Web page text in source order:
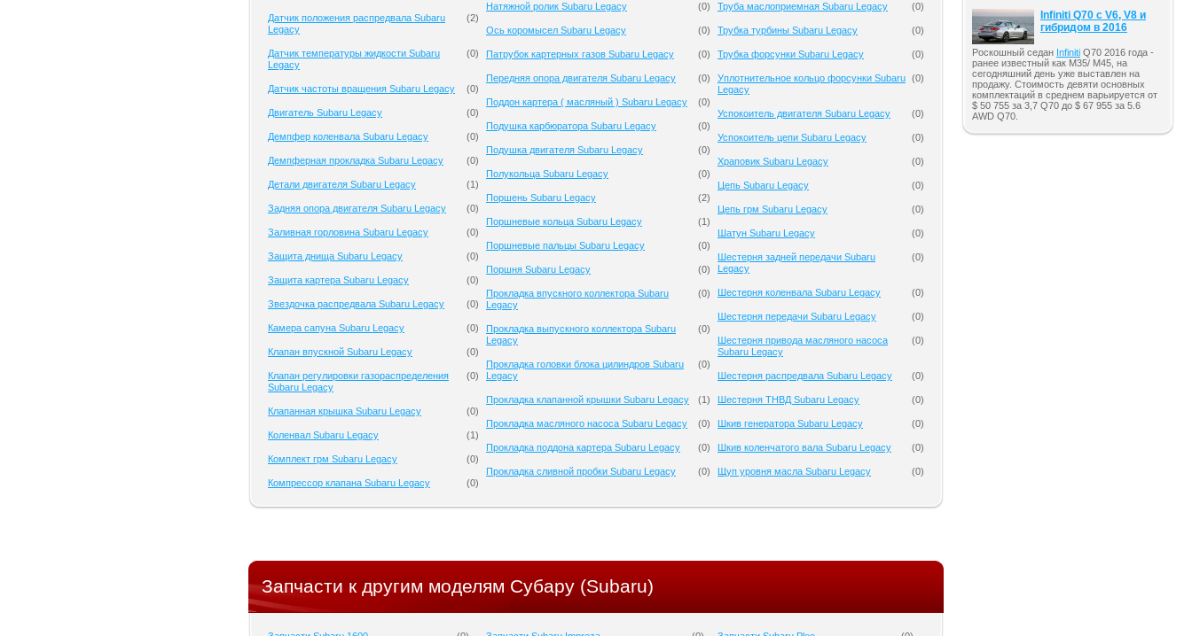
Датчик положения распредвала Subaru
Legacy
(2)
Датчик температуры жидкости Subaru
Legacy
(0)
Датчик частоты вращения Subaru Legacy (0)
Двигатель Subaru Legacy (0)
Демпфер коленвала Subaru Legacy (0)
Демпферная прокладка Subaru Legacy (0)
Детали двигателя Subaru Legacy (1)
Задняя опора двигателя Subaru Legacy (0)
Заливная горловина Subaru Legacy (0)
Защита днища Subaru Legacy (0)
Защита картера Subaru Legacy (0)
Звездочка распредвала Subaru Legacy (0)
Камера сапуна Subaru Legacy (0)
Клапан впускной Subaru Legacy (0)
Клапан регулировки газораспределения
Subaru Legacy
(0)
Клапанная крышка Subaru Legacy (0)
Коленвал Subaru Legacy (1)
Комплект грм Subaru Legacy (0)
Компрессор клапана Subaru Legacy (0)
Натяжной ролик Subaru Legacy (0)
Ось коромысел Subaru Legacy (0)
Патрубок картерных газов Subaru Legacy (0)
Передняя опора двигателя Subaru Legacy (0)
Поддон картера ( масляный ) Subaru Legacy (0)
Подушка карбюратора Subaru Legacy (0)
Подушка двигателя Subaru Legacy (0)
Полукольца Subaru Legacy (0)
Поршень Subaru Legacy (2)
Поршневые кольца Subaru Legacy (1)
Поршневые пальцы Subaru Legacy (0)
Поршня Subaru Legacy (0)
Прокладка впускного коллектора Subaru
Legacy
(0)
Прокладка выпускного коллектора Subaru
Legacy
(0)
Прокладка головки блока цилиндров Subaru
Legacy
(0)
Прокладка клапанной крышки Subaru Legacy (1)
Прокладка масляного насоса Subaru Legacy (0)
Прокладка поддона картера Subaru Legacy (0)
Прокладка сливной пробки Subaru Legacy (0)
Труба маслоприемная Subaru Legacy (0)
Трубка турбины Subaru Legacy (0)
Трубка форсунки Subaru Legacy (0)
Уплотнительное кольцо форсунки Subaru
Legacy
(0)
Успокоитель двигателя Subaru Legacy (0)
Успокоитель цепи Subaru Legacy (0)
Храповик Subaru Legacy (0)
Цепь Subaru Legacy (0)
Цепь грм Subaru Legacy (0)
Шатун Subaru Legacy (0)
Шестерня задней передачи Subaru
Legacy
(0)
Шестерня коленвала Subaru Legacy (0)
Шестерня передачи Subaru Legacy (0)
Шестерня привода масляного насоса
Subaru Legacy
(0)
Шестерня распредвала Subaru Legacy (0)
Шестерня ТНВД Subaru Legacy (0)
Шкив генератора Subaru Legacy (0)
Шкив коленчатого вала Subaru Legacy (0)
Щуп уровня масла Subaru Legacy (0)
Запчасти к другим моделям Субару (Subaru)
Infiniti Q70 с V6, V8 и
гибридом в 2016
Роскошный седан Infiniti Q70 2016 года -
ранее известный как M35/ M45, на
сегодняшний день уже выставлен на
продажу. Стоимость девяти основных
комплектаций в среднем варьируется от
$ 50 755 за 3,7 Q70 до $ 67 955 за 5.6
AWD Q70.